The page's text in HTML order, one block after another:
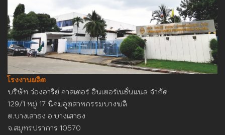
โรงงานผลิต
บริษัท ว่องอารีย์ คาสเตอร์​ อินเตอร์เนชั่นแนล จำกัด
129/1 หมู่ 17 นิคมอุตสาหกรรมบางพลี
ต.บางเสาธง อ.บางเสาธง
จ.สมุทรปราการ 10570